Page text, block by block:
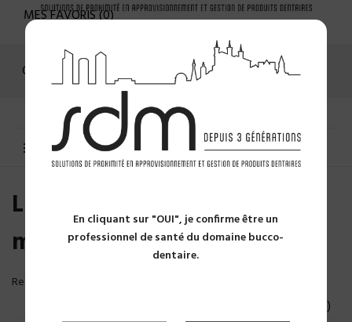
En cliquant sur "OUI", je confirme être un
professionnel de santé du domaine bucco-
dentaire.
MES FAVORIS(0)
Connexion
MENU
Liste des produits de la
marque Sterlab
Reference, A to Z
Affichage 1-2 of 2 article(s)